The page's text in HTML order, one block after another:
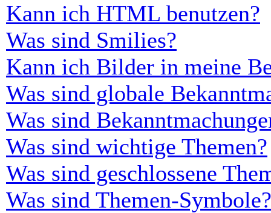
Kann ich HTML benutzen?
Was sind Smilies?
Kann ich Bilder in meine
Was sind globale
Was sind
Was sind wichtige Themen?
Was sind geschlossene
Was sind Themen-Symbole?